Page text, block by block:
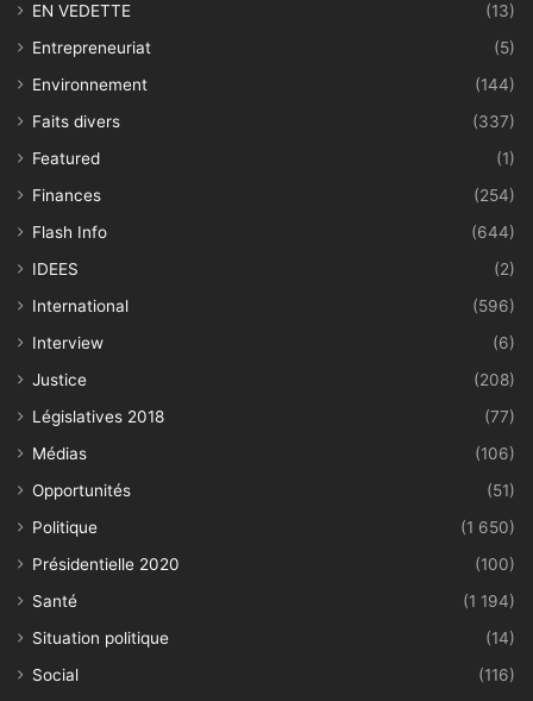
EN VEDETTE
(13)
Entrepreneuriat
(5)
Environnement
(144)
Faits divers
(337)
Featured
(1)
Finances
(254)
Flash Info
(644)
IDEES
(2)
International
(596)
Interview
(6)
Justice
(208)
Législatives 2018
(77)
Médias
(106)
Opportunités
(51)
Politique
(1 650)
Présidentielle 2020
(100)
Santé
(1 194)
Situation politique
(14)
Social
(116)